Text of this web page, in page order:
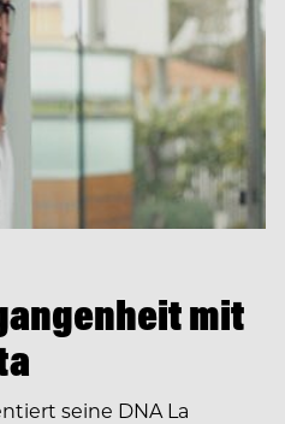
mit
seine DNA La